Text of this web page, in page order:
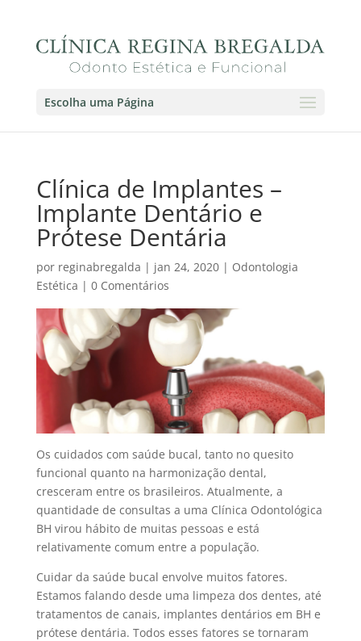
Escolha uma Página
Clínica de Implantes –
Implante Dentário e
Prótese Dentária
por reginabregalda | jan 24, 2020| Odontologia
Estética | 0 Comentários
Os cuidados com saúde bucal, tanto no quesito
funcional quanto na harmonização dental,
cresceram entre os brasileiros. Atualmente, a
quantidade de consultas a uma Clínica Odontológica
BH virou hábito de muitas pessoas e está
relativamente comum entre a população.
Cuidar da saúde bucal envolve muitos fatores.
Estamos falando desde uma limpeza dos dentes, até
tratamentos de canais, implantes dentários em BH e
prótese dentária. Todos esses fatores se tornaram